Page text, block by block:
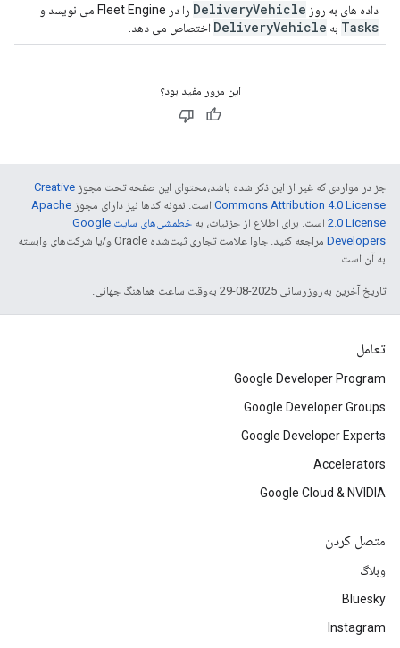
داده های به روز DeliveryVehicle را در Fleet Engine می نویسد و
Tasks به DeliveryVehicle اختصاص می دهد.
این مرور مفید بود؟
جز در مواردی که غیر از این ذکر شده باشد،‌محتوای این صفحه تحت مجوز Creative
Commons Attribution 4.0 License است. نمونه کدها نیز دارای مجوز Apache
2.0 License است. برای اطلاع از جزئیات، به
خطمشی‌های سایت Google
Developers‏
مراجعه کنید. جاوا علامت تجاری ثبت‌شده Oracle و/یا شرکت‌های وابسته
به آن است.
تاریخ آخرین به‌روزرسانی 2025-08-29 به‌وقت ساعت هماهنگ جهانی.
تعامل
Google Developer Program
Google Developer Groups
Google Developer Experts
Accelerators
Google Cloud & NVIDIA
متصل کردن
وبلاگ
Bluesky
Instagram